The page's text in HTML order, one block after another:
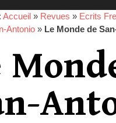
Accueil » Revues » Ecrits
Antonio » Le Monde de